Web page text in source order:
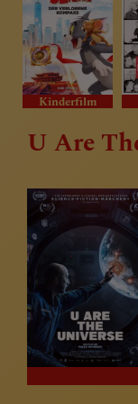
Kinderfilm
U Are